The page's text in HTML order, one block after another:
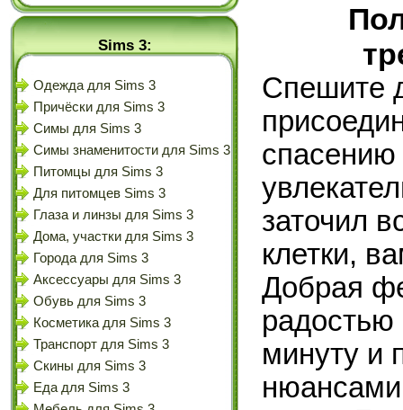
Sims 3:
Одежда для Sims 3
Причёски для Sims 3
Симы для Sims 3
Симы знаменитости для Sims 3
Питомцы для Sims 3
Для питомцев Sims 3
Глаза и линзы для Sims 3
Дома, участки для Sims 3
Города для Sims 3
Аксессуары для Sims 3
Обувь для Sims 3
Косметика для Sims 3
Транспорт для Sims 3
Скины для Sims 3
Еда для Sims 3
Спешите
заточил
клетки,
Добрая
минуту и